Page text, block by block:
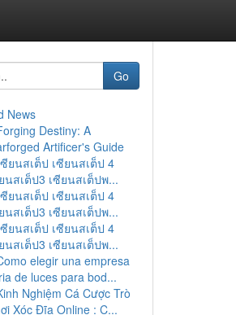
Go
News
Destiny: A
Artificer's Guide
ซียนสเต็ป เซียนสเต็ป 4
นสเต็ป3 เซียนสเต็ปพ...
ซียนสเต็ป เซียนสเต็ป 4
นสเต็ป3 เซียนสเต็ปพ...
ซียนสเต็ป เซียนสเต็ป 4
นสเต็ป3 เซียนสเต็ปพ...
elegir una empresa
de luces para bod...
Nghiệm Cá Cược Trò
Xóc Đĩa Online : C...